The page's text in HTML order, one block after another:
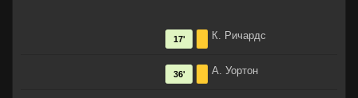
К. Ричардс
17'
А. Уортон
36'